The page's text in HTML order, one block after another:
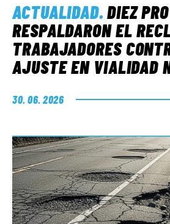
ACTUALIDAD.DIEZ
RESPALDARON EL
TRABAJADORES
AJUSTE EN VIALIDAD
30. 06. 2026